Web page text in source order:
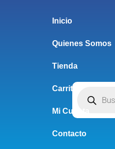
Inicio
Quienes Somos
Tienda
Carrito
Mi Cuenta
Contacto